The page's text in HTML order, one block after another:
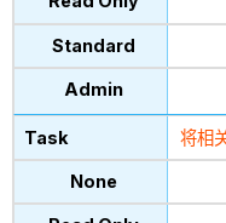
将相